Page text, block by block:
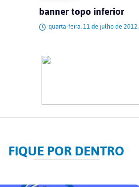
banner topo inferior
quarta-feira, 11 de julho de 2012.
FIQUE POR DENTRO